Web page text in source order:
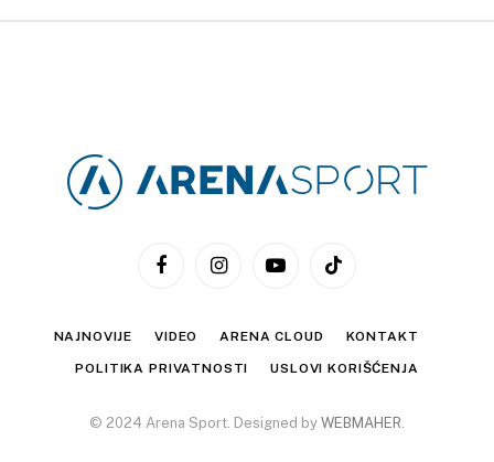
FacebookInstagramYouTubeTikTok
NAJNOVIJE VIDEO ARENA CLOUD KONTAKT
POLITIKA PRIVATNOSTI USLOVI KORIŠĆENJA
© 2024 Arena Sport. Designed by WEBMAHER